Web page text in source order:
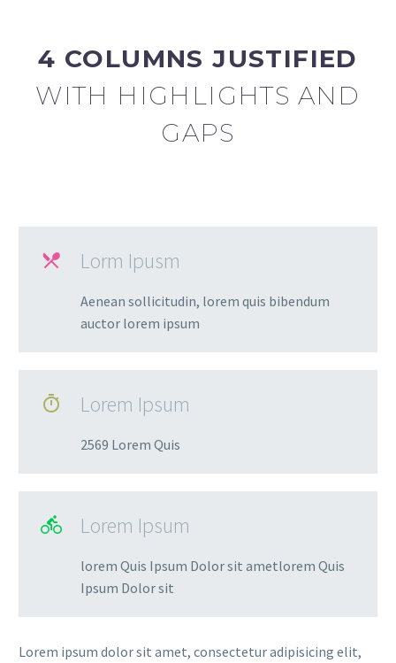
4 COLUMNS JUSTIFIED
WITH HIGHLIGHTS AND
GAPS
 Lorm Ipusm
Aenean sollicitudin, lorem quis bibendum
auctor lorem ipsum
 Lorem Ipsum
2569 Lorem Quis
 Lorem Ipsum
lorem Quis Ipsum Dolor sit ametlorem Quis
Ipsum Dolor sit
Lorem ipsum dolor sit amet, consectetur adipisicing elit,